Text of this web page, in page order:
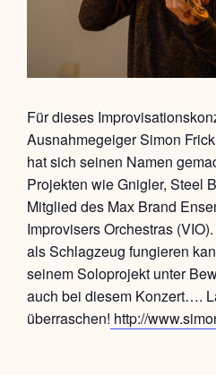
Für dieses
Ausnahmegeiger Simon
hat sich seinen Namen
Projekten wie Gnigler, Steel
Mitglied des Max Brand
Improvisers Orchestras
als Schlagzeug fungieren
seinem Soloprojekt unter
auch bei diesem Konzert….
überraschen! http://